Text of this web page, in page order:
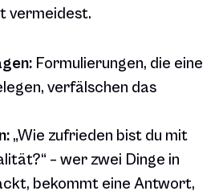
vermeidest.
Formulierungen, die eine
verfälschen das
„Wie zufrieden bist du mit
– wer zwei Dinge in
bekommt eine Antwort,